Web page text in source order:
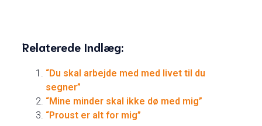
Relaterede Indlæg:
“Du skal arbejde med med livet til du
segner”
“Mine minder skal ikke dø med mig”
“Proust er alt for mig”